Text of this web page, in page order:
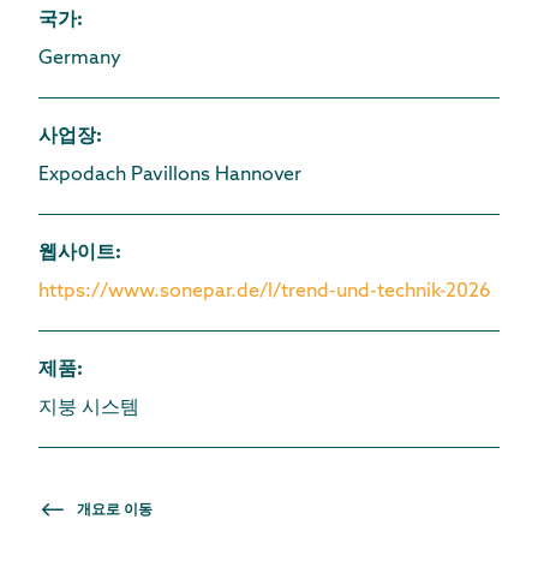
국가:
Germany
사업장:
Expodach Pavillons Hannover
웹사이트:
https://www.sonepar.de/l/trend-und-technik-2026
제품:
지붕 시스템
개요로 이동